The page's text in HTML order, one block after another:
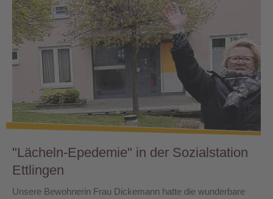
"Lächeln-Epedemie" in der Sozialstation
Ettlingen
Unsere Bewohnerin Frau Dickemann hatte die wunderbare